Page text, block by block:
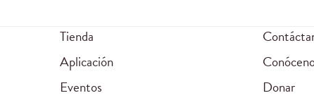
Tienda
Aplicación
Eventos
Donar